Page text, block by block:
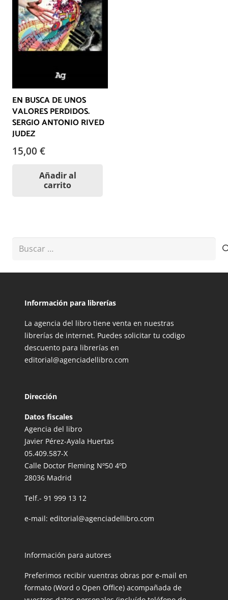
EN BUSCA DE UNOS
VALORES PERDIDOS.
SERGIO ANTONIO RIVED
JUDEZ
15,00 €
Añadir al
carrito
Buscar:
Información para librerías
La agencia del libro tiene venta en nuestras
librerías de internet. Puedes solicitar tu codigo
descuento para librerías en
editorial@agenciadellibro.com
Dirección
Datos fiscales
Agencia del libro
Javier Pérez-Ayala Huertas
05.409.587-X
Calle Doctor Fleming Nº50 4ºD
28036 Madrid
Telf.- 91 999 13 12
e-mail: editorial@agenciadellibro.com
Información para autores
Preferimos recibir vuentras obras por e-mail en
formato (Word o Open Office) acompañada de